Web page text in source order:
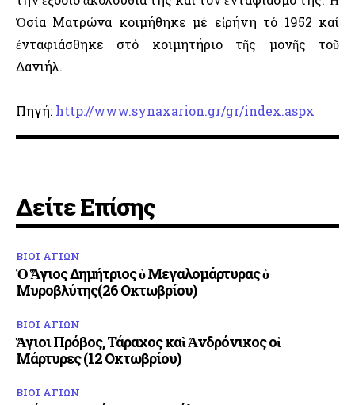
Ὁσία Ματρώνα κοιμήθηκε μέ εἰρήνη τό 1952 καί
ἐνταφιάσθηκε στό κοιμητήριο τῆς μονῆς τοῦ
Δανιήλ.
Πηγή: http://www.synaxarion.gr/gr/index.aspx
Δείτε Επίσης
ΒΙΟΙ ΑΓΙΩΝ
Ὁ Ἅγιος Δημήτριος ὁ Μεγαλομάρτυρας ὁ
Μυροβλύτης(26 Οκτωβρίου)
ΒΙΟΙ ΑΓΙΩΝ
Ἅγιοι Πρόβος, Τάραχος καὶ Ἀνδρόνικος οἱ
Μάρτυρες (12 Οκτωβρίου)
ΒΙΟΙ ΑΓΙΩΝ